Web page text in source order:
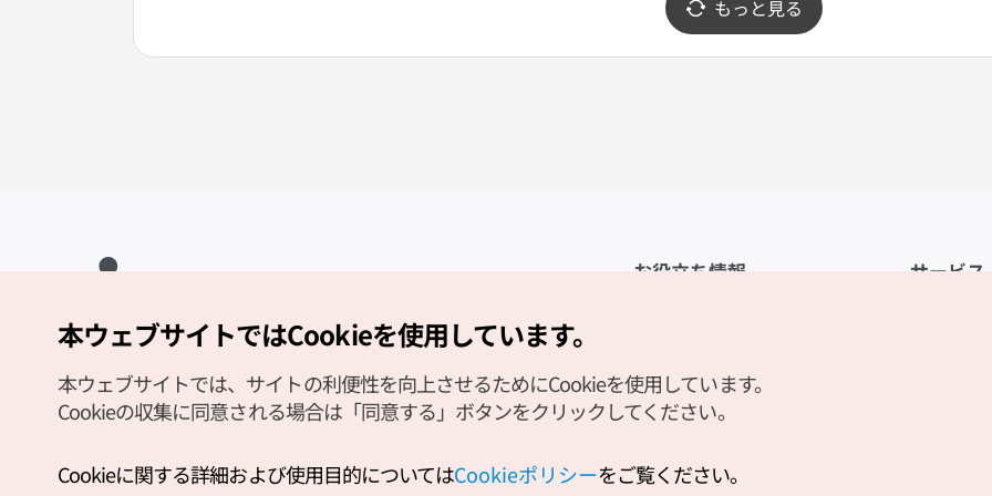
もっと見る
お役立ち情報
観光資料ダウンロード
デジタルブック／電子書籍
Odii
サービス
Copyright (c) Korea Tourism Organization All Rights Reserved.
サイトエラー報告
公式メール
本ウェブサイトではCookieを使用しています。
本ウェブサイトでは、サイトの利便性を向上させるためにCookieを使用しています。
Cookieの収集に同意される場合は「同意する」ボタンをクリックしてください。
Cookieに関する詳細および使用目的についてはCookieポリシーをご覧ください。